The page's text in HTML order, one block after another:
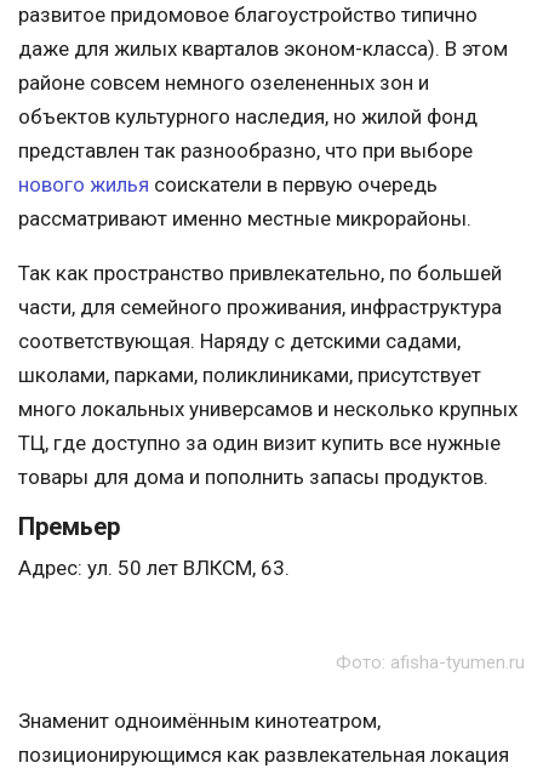
развитое придомовое благоустройство типично
даже для жилых кварталов эконом-класса). В этом
районе совсем немного озелененных зон и
объектов культурного наследия, но жилой фонд
представлен так разнообразно, что при выборе
нового жилья соискатели в первую очередь
рассматривают именно местные микрорайоны.
Так как пространство привлекательно, по большей
части, для семейного проживания, инфраструктура
соответствующая. Наряду с детскими садами,
школами, парками, поликлиниками, присутствует
много локальных универсамов и несколько крупных
ТЦ, где доступно за один визит купить все нужные
товары для дома и пополнить запасы продуктов.
Премьер
Адрес: ул. 50 лет ВЛКСМ, 63.
Фото: afisha-tyumen.ru
Знаменит одноимённым кинотеатром,
позиционирующимся как развлекательная локация